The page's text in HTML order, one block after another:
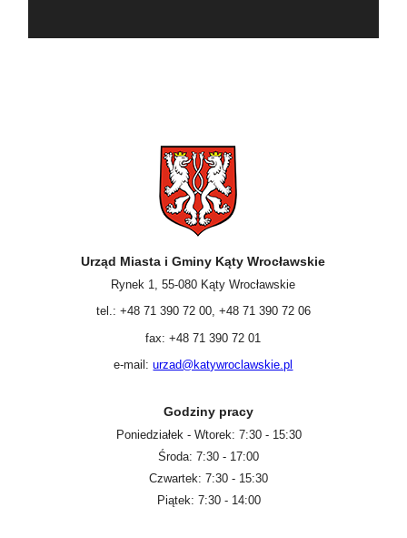
Urząd Miasta i Gminy Kąty Wrocławskie
Rynek 1, 55-080 Kąty Wrocławskie
tel.: +48 71 390 72 00, +48 71 390 72 06
fax: +48 71 390 72 01
e-mail:urzad@katywroclawskie.pl
Godziny pracy
Poniedziałek - Wtorek: 7:30 - 15:30
Środa: 7:30 - 17:00
Czwartek: 7:30 - 15:30
Piątek: 7:30 - 14:00